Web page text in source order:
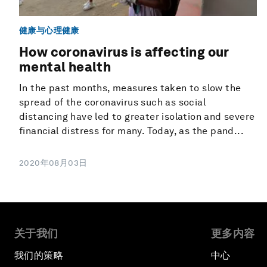
健康与心理健康
How coronavirus is affecting our
mental health
In the past months, measures taken to slow the
spread of the coronavirus such as social
distancing have led to greater isolation and severe
financial distress for many. Today, as the pand...
2020年08月03日
关于我们
我们的策略
更多内容
中心